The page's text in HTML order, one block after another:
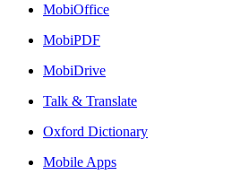
MobiOffice
MobiPDF
MobiDrive
Talk & Translate
Oxford Dictionary
Mobile Apps